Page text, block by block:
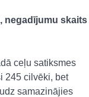
negadījumu skaits
ceļu satiksmes
245 cilvēki, bet
samazinājies